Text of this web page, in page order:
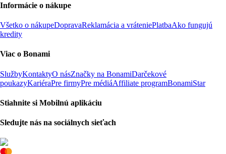
Informácie o nákupe
Všetko o nákupeDopravaReklamácia a vráteniePlatbaAko fungujú
kredity
Viac o Bonami
SlužbyKontaktyO násZnačky na BonamiDarčekové
poukazyKariéraPre firmyPre médiáAffiliate programBonamiStar
Stiahnite si Mobilnú aplikáciu
Sledujte nás na sociálnych sieťach